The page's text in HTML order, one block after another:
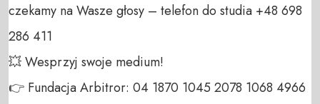
czekamy na Wasze głosy – telefon do studia +48 698
286 411
💥 Wesprzyj swoje medium!
👉 Fundacja Arbitror: 04 1870 1045 2078 1068 4966